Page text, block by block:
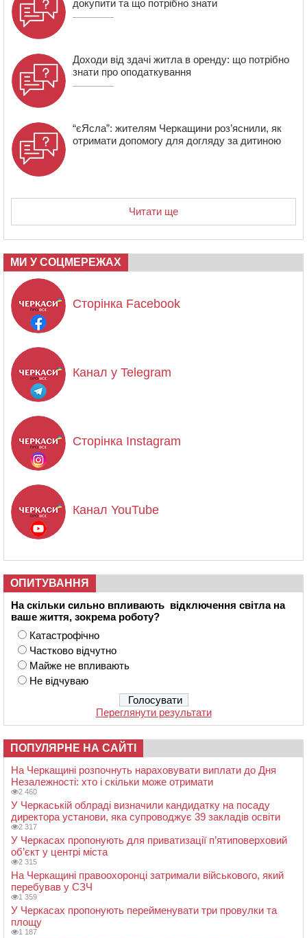
докупити та що потрібно знати
Доходи від здачі житла в оренду: що потрібно
знати про оподаткування
“єЯсла”: жителям Черкащини роз’яснили, як
отримати допомогу для догляду за дитиною
Читати ще
МИ У СОЦМЕРЕЖАХ
Сторінка Facebook
Канал у Telegram
Сторінка Instagram
Канал YouTube
ОПИТУВАННЯ
На скільки сильно впливають відключення світла на
ваше життя, зокрема роботу?
Катастрофічно
Частково відчутно
Майже не впливають
Не відчуваю
Переглянути результати
ПОПУЛЯРНЕ НА САЙТІ
На Черкащині розпочнуть нараховувати виплати до Дня
Незалежності: хто і скільки може отримати
2 460
У Черкаській облраді визначили кандидатку на посаду
директора установи, яка супроводжує 39 закладів освіти
2 317
У Черкасах пропонують для приватизації п’ятиповерховий
об’єкт у центрі міста
2 315
На Черкащині правоохоронці затримали військового, який
перебував у СЗЧ
1 359
У Черкасах пропонують перейменувати три провулки та
площу
1 187